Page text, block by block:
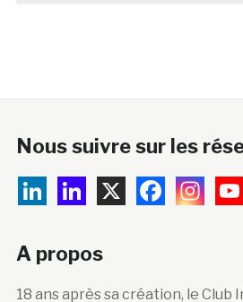
Nous suivre sur les
A propos
18 ans après sa création, le